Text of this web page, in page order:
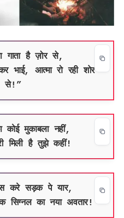
गाता है ज़ोर से,
भाई, आत्मा रो रही शोर
से!”
मुकाबला नहीं,
मिली है तुझे कहीं!
करे सड़क पे यार,
सिग्नल का नया अवतार!